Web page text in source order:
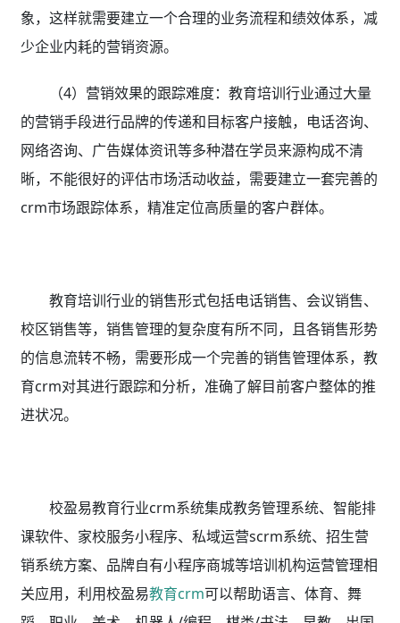
象，这样就需要建立一个合理的业务流程和绩效体系，减
少企业内耗的营销资源。
（4）营销效果的跟踪难度：教育培训行业通过大量
的营销手段进行品牌的传递和目标客户接触，电话咨询、
网络咨询、广告媒体资讯等多种潜在学员来源构成不清
晰，不能很好的评估市场活动收益，需要建立一套完善的
crm市场跟踪体系，精准定位高质量的客户群体。
教育培训行业的销售形式包括电话销售、会议销售、
校区销售等，销售管理的复杂度有所不同，且各销售形势
的信息流转不畅，需要形成一个完善的销售管理体系，教
育crm对其进行跟踪和分析，准确了解目前客户整体的推
进状况。
校盈易教育行业crm系统集成教务管理系统、智能排
课软件、家校服务小程序、私域运营scrm系统、招生营
销系统方案、品牌自有小程序商城等培训机构运营管理相
关应用，利用校盈易教育crm可以帮助语言、体育、舞